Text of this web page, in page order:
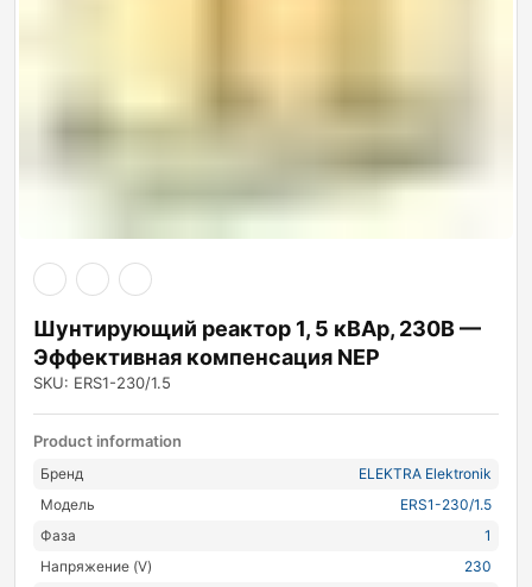
Шунтирующий реактор 1, 5 кВАр, 230В —
Эффективная компенсация NEP
SKU: ERS1-230/1.5
Product information
Бренд
ELEKTRA Elektronik
Модель
ERS1-230/1.5
Фаза
1
Напряжение (V)
230